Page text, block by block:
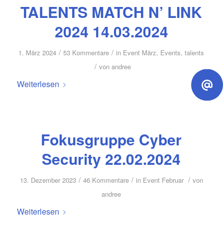
TALENTS MATCH N’ LINK
2024 14.03.2024
1. März 2024 / 53 Kommentare / in Event März, Events,talents
/ von andree
Weiterlesen
Fokusgruppe Cyber
Security 22.02.2024
13. Dezember 2023 / 46 Kommentare / in Event Februar / von
andree
Weiterlesen